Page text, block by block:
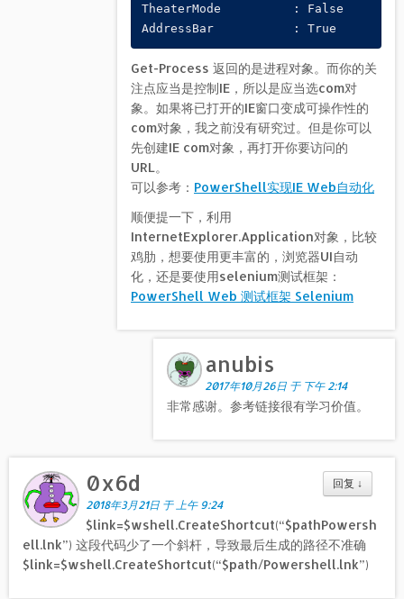
TheaterMode          : False
Get-Process 返回的是进程对象。而你的关
注点应当是控制IE，所以是应当选com对
象。如果将已打开的IE窗口变成可操作性的
com对象，我之前没有研究过。但是你可以
先创建IE com对象，再打开你要访问的
URL。
可以参考： PowerShell实现IE Web自动化
顺便提一下，利用
InternetExplorer.Application对象，比较
鸡肋，想要使用更丰富的，浏览器UI自动
化，还是要使用selenium测试框架：
PowerShell Web 测试框架 Selenium
anubis
2017年10月26日 于 下午 2:14
非常感谢。参考链接很有学习价值。
回复 ↓
0x6d
2018年3月21日 于 上午 9:24
$link=$wshell.CreateShortcut(“$pathPowersh
ell.lnk”) 这段代码少了一个斜杆，导致最后生成的路径不准确
$link=$wshell.CreateShortcut(“$path/Powershell.lnk”)